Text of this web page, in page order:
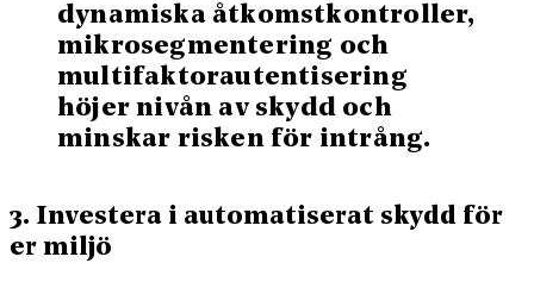
dynamiska åtkomstkontroller,
mikrosegmentering och
multifaktorautentisering
höjer nivån av skydd och
minskar risken för intrång.
3. Investera i automatiserat skydd för
er miljö